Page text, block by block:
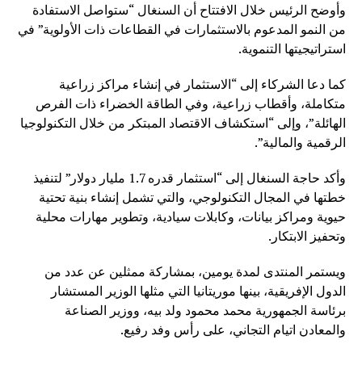
وأوضح الرئيس خلال الافتتاح أن السنغال “ستواصل الاستفادة
من النمو المدعوم بالاستثمارات في القطاعات ذات الأولوية” في
استراتيجيتها التنموية.
كما دعا الشركاء إلى “الاستثمار في إنشاء مراكز زراعية
متكاملة، وأقطاب زراعية، وفي الطاقة الخضراء ذات الفرص
الهائلة”، وإلى “استكشاف الاقتصاد المبتكر من خلال التكنولوجيا
الرقمية والمالية”.
وأكد حاجة السنغال إلى “استثمار قدره 1.7 مليار دولار” لتنفيذ
خطتها في المجال التكنولوجي، والتي تشمل إنشاء بنية تحتية
حيوية ومراكز بيانات، وكابلات سيادية، وتطوير مهارات محلية
وتحفيز الابتكار.
ويستمر المنتدى لمدة يومين، بمشاركة ممثلين عن عدد من
الدول الإفريقية، بينها موريتانيا التي مثلها الوزير المستشار
برئاسة الجمهورية محمد محمود ولد بيه، ووزير الصناعة
والمعادن اتيام التجاني، على رأس وفد رفيع.